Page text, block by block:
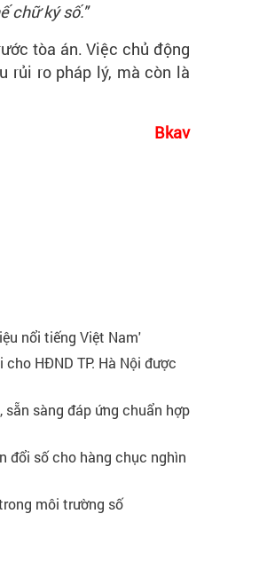
chữ ký số."
tòa án. Việc chủ động
rủi ro pháp lý, mà còn là
Bkav
nổi tiếng Việt Nam'
HĐND TP. Hà Nội được
sàng đáp ứng chuẩn hợp
đổi số cho hàng chục nghìn
môi trường số